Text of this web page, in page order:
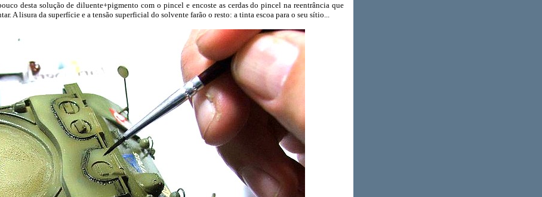
desta solução de diluente+pigmento com o pincel e encoste as cerdas do pincel na reentrância que
A lisura da superfície e a tensão superficial do solvente farão o resto: a tinta escoa para o seu sítio...